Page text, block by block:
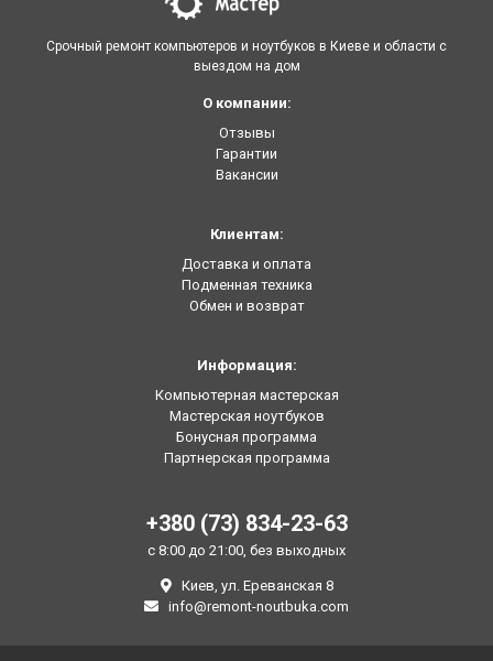
Срочный ремонт компьютеров и ноутбуков в Киеве и области с
выездом на дом
О компании:
Отзывы
Гарантии
Вакансии
Клиентам:
Доставка и оплата
Подменная техника
Обмен и возврат
Информация:
Компьютерная мастерская
Мастерская ноутбуков
Бонусная программа
Партнерская программа
+380 (73) 834-23-63
с 8:00 до 21:00, без выходных
Киев, ул. Ереванская 8
info@remont-noutbuka.com